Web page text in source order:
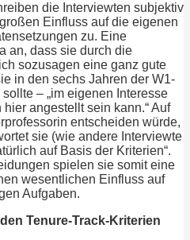
die Interviewten subjektiv
Einfluss auf die eigenen
zu. Eine
an, dass sie durch die
sozusagen eine ganz gute
in den sechs Jahren der W1-
– „im eigenen Interesse
angestellt sein kann.“ Auf
entscheiden würde,
sie (wie andere Interviewte
auf Basis der Kriterien“.
spielen sie somit eine
wesentlichen Einfluss auf
Aufgaben.
Tenure-Track-Kriterien